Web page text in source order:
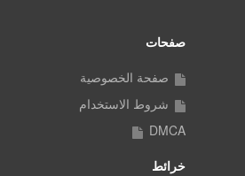
صفحات
صفحة الخصوصية
شروط الاستخدام
DMCA
خرائط